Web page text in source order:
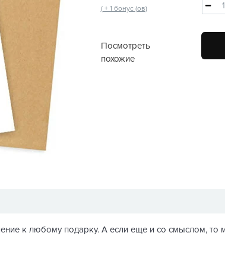
( + 1 бонус (ов)
Посмотреть
похожие
к любому подарку. А если еще и со смыслом, то